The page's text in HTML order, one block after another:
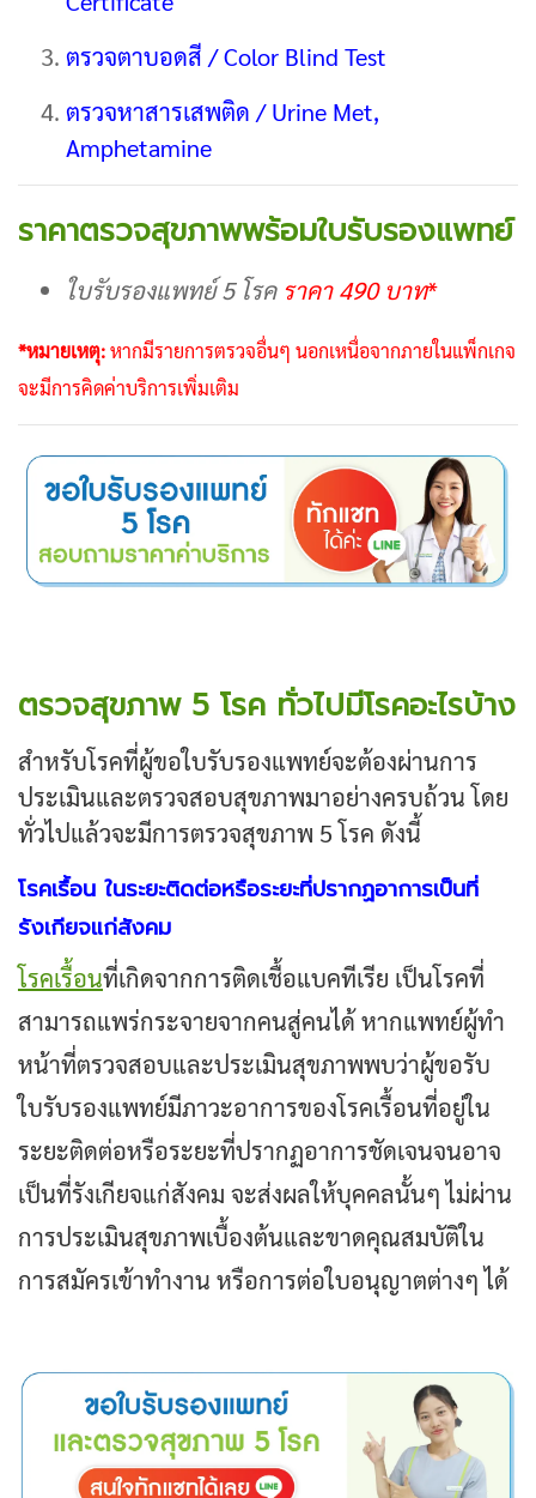
ตรวจตาบอดสี / Color Blind Test
ตรวจหาสารเสพติด / Urine Met,
Amphetamine
ราคาตรวจสุขภาพพร้อมใบรับรองแพทย์
ใบรับรองแพทย์ 5 โรค ราคา 490 บาท*
*หมายเหตุ:หากมีรายการตรวจอื่นๆ นอกเหนื่อจากภายในแพ็กเกจ
จะมีการคิดค่าบริการเพิ่มเติม
ตรวจสุขภาพ 5 โรค ทั่วไปมีโรคอะไรบ้าง
สำหรับโรคที่ผู้ขอใบรับรองแพทย์จะต้องผ่านการ
ประเมินและตรวจสอบสุขภาพมาอย่างครบถ้วน โดย
ทั่วไปแล้วจะมีการตรวจสุขภาพ 5 โรค ดังนี้
โรคเรื้อน ในระยะติดต่อหรือระยะที่ปรากฏอาการเป็นที่
รังเกียจแก่สังคม
โรคเรื้อนที่เกิดจากการติดเชื้อแบคทีเรีย เป็นโรคที่
สามารถแพร่กระจายจากคนสู่คนได้ หากแพทย์ผู้ทำ
หน้าที่ตรวจสอบและประเมินสุขภาพพบว่าผู้ขอรับ
ใบรับรองแพทย์มีภาวะอาการของโรคเรื้อนที่อยู่ใน
ระยะติดต่อหรือระยะที่ปรากฏอาการชัดเจนจนอาจ
เป็นที่รังเกียจแก่สังคม จะส่งผลให้บุคคลนั้นๆ ไม่ผ่าน
การประเมินสุขภาพเบื้องต้นและขาดคุณสมบัติใน
การสมัครเข้าทำงาน หรือการต่อใบอนุญาตต่างๆ ได้